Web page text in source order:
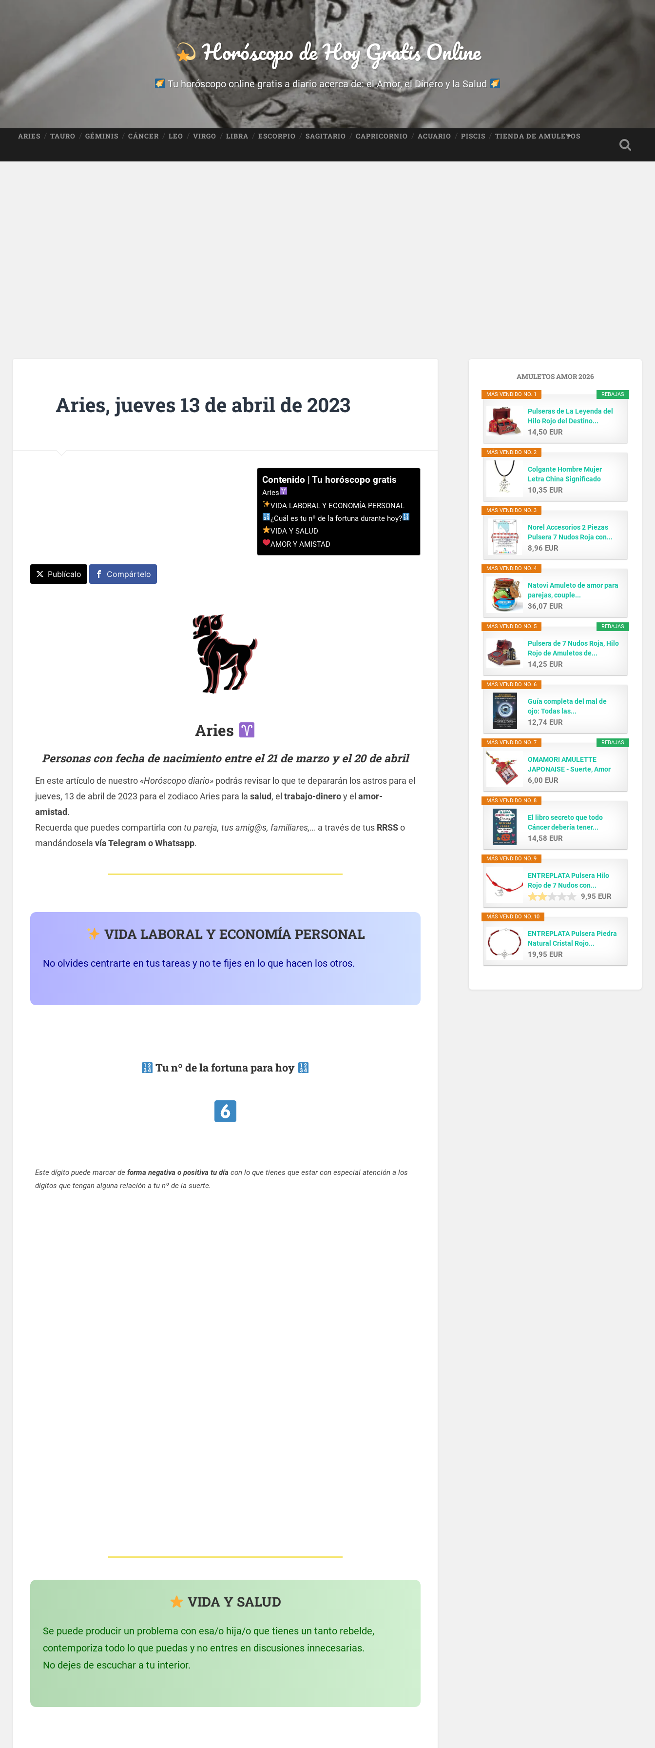
Horóscopo de Hoy Gratis Online
Tu horóscopo online gratis a diario acerca de: el Amor, el Dinero y la Salud
ARIES TAURO GÉMINIS CÁNCER LEO VIRGO LIBRA ESCORPIO SAGITARIO CAPRICORNIO ACUARIO PISCIS TIENDA DE AMULETOS
Aries, jueves 13 de abril de 2023
Contenido | Tu horóscopo gratis
Aries
VIDA LABORAL Y ECONOMÍA PERSONAL
¿Cuál es tu nº de la fortuna durante hoy?
VIDA Y SALUD
AMOR Y AMISTAD
Publícalo Compártelo
Aries
Personas con fecha de nacimiento entre el 21 de marzo y el 20 de abril
En este artículo de nuestro «Horóscopo diario»podrás revisar lo que te depararán los astros para el
jueves, 13 de abril de 2023 para el zodiaco Aries para la salud, el trabajo-dineroy el amor-
amistad.
Recuerda que puedes compartirla con tu pareja, tus amig@s, familiares,… a través de tus RRSSo
mandándosela vía Telegram o Whatsapp.
VIDA LABORAL Y ECONOMÍA PERSONAL
No olvides centrarte en tus tareas y no te fijes en lo que hacen los otros.
Tu nº de la fortuna para hoy
Este dígito puede marcar de forma negativa o positiva tu día con lo que tienes que estar con especial atención a los
dígitos que tengan alguna relación a tu nº de la suerte.
VIDA Y SALUD
Se puede producir un problema con esa/o hija/o que tienes un tanto rebelde,
contemporiza todo lo que puedas y no entres en discusiones innecesarias.
No dejes de escuchar a tu interior.
AMULETOS AMOR 2026
REBAJAS
MÁS VENDIDO NO. 1
Pulseras de La Leyenda del
Hilo Rojo del Destino...
14,50 EUR
MÁS VENDIDO NO. 2
Colgante Hombre Mujer
Letra China Significado
AMOR...
10,35 EUR
MÁS VENDIDO NO. 3
Norel Accesorios 2 Piezas
Pulsera 7 Nudos Roja con...
8,96 EUR
MÁS VENDIDO NO. 4
Natovi Amuleto de amor para
parejas, couple...
36,07 EUR
REBAJAS
MÁS VENDIDO NO. 5
Pulsera de 7 Nudos Roja, Hilo
Rojo de Amuletos de...
14,25 EUR
MÁS VENDIDO NO. 6
Guía completa del mal de
ojo: Todas las...
12,74 EUR
REBAJAS
MÁS VENDIDO NO. 7
OMAMORI AMULETTE
JAPONAISE - Suerte, Amor
y...
6,00 EUR
MÁS VENDIDO NO. 8
El libro secreto que todo
Cáncer debería tener...
14,58 EUR
MÁS VENDIDO NO. 9
ENTREPLATA Pulsera Hilo
Rojo de 7 Nudos con...
9,95 EUR
MÁS VENDIDO NO. 10
ENTREPLATA Pulsera Piedra
Natural Cristal Rojo...
19,95 EUR